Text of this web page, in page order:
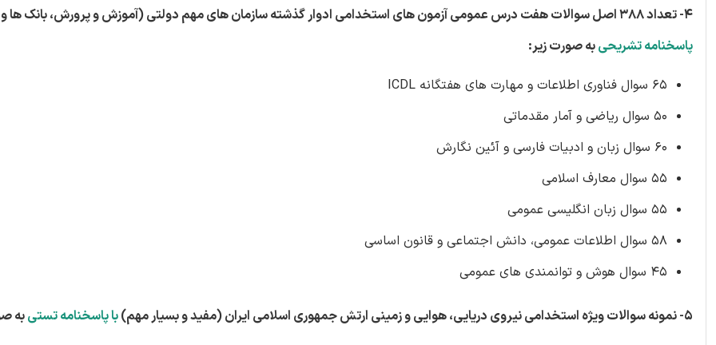
4- تعداد 388 اصل سوالات هفت درس عمومی آزمون های استخدامی ادوار گذشته سازمان های مهم دولتی (آموزش و پرورش، بانک ها و ...)
پاسخنامه تشریحیبه صورت زیر:
65 سوال فناوری اطلاعات و مهارت های هفتگانه ICDL
50 سوال ریاضی و آمار مقدماتی
60 سوال زبان و ادبیات فارسی و آئین نگارش
55 سوال معارف اسلامی
55 سوال زبان انگلیسی عمومی
58 سوال اطلاعات عمومی، دانش اجتماعی و قانون اساسی
45 سوال هوش و توانمندی های عمومی
5- نمونه سوالات ویژه استخدامی نیروی دریایی، هوایی و زمینی ارتش جمهوری اسلامی ایران (مفید و بسیار مهم) باپاسخنامه تستیبه